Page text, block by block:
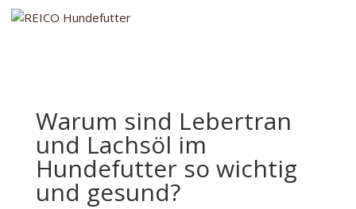
Warum sind Lebertran
und Lachsöl im
Hundefutter so wichtig
und gesund?